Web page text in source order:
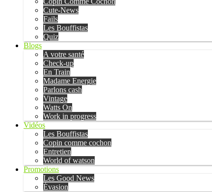
Cute-News
Fails
Les Bouffistas
Quiz
Blogs
A votre santé
Check-up
En Train
Madame Energie
Parlons cash
Vintage
Watts On
Work in progress
Vidéos
Les Bouffistas
Copin comme cochon
Entretien
World of watson
Promotions
Les Good News
Évasion